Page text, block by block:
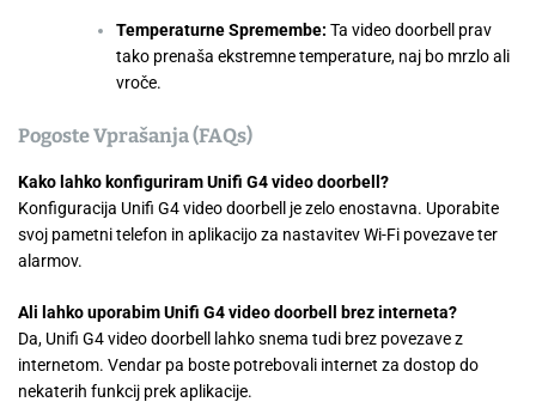
Temperaturne Spremembe: Ta video doorbell prav
tako prenaša ekstremne temperature, naj bo mrzlo ali
vroče.
Pogoste Vprašanja (FAQs)
Kako lahko konfiguriram Unifi G4 video doorbell?
Konfiguracija Unifi G4 video doorbell je zelo enostavna. Uporabite
svoj pametni telefon in aplikacijo za nastavitev Wi-Fi povezave ter
alarmov.
Ali lahko uporabim Unifi G4 video doorbell brez interneta?
Da, Unifi G4 video doorbell lahko snema tudi brez povezave z
internetom. Vendar pa boste potrebovali internet za dostop do
nekaterih funkcij prek aplikacije.